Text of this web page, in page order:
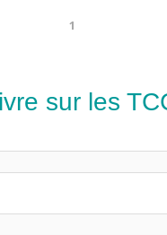
1
sur les